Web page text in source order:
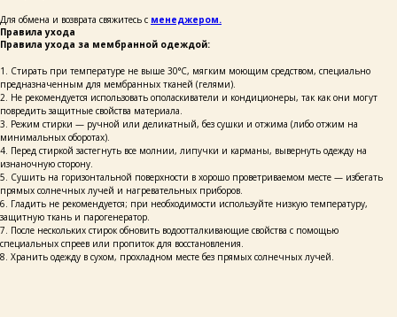
Для обмена и возврата свяжитесь с менеджером.
Правила ухода
Правила ухода за мембранной одеждой:
1. Стирать при температуре не выше 30°C, мягким моющим средством, специально
предназначенным для мембранных тканей (гелями).
2. Не рекомендуется использовать ополаскиватели и кондиционеры, так как они могут
повредить защитные свойства материала.
3. Режим стирки — ручной или деликатный, без сушки и отжима (либо отжим на
минимальных оборотах).
4. Перед стиркой застегнуть все молнии, липучки и карманы, вывернуть одежду на
изнаночную сторону.
5. Сушить на горизонтальной поверхности в хорошо проветриваемом месте — избегать
прямых солнечных лучей и нагревательных приборов.
6. Гладить не рекомендуется; при необходимости используйте низкую температуру,
защитную ткань и парогенератор.
7. После нескольких стирок обновить водоотталкивающие свойства с помощью
специальных спреев или пропиток для восстановления.
8. Хранить одежду в сухом, прохладном месте без прямых солнечных лучей.
Магазин:
г. Красноярск,
ул. Березина 82д
+ 7 923 345 01 70
xvoy.gesh@gmail.com
Магазин работает
в режиме предварительной записи.
Просто напишите нам в чат
Нажимая на кнопку «Написать», я даю согласие
на обработку персональных данных и соглашаюсь
с политикой конфиденциальности и согласен